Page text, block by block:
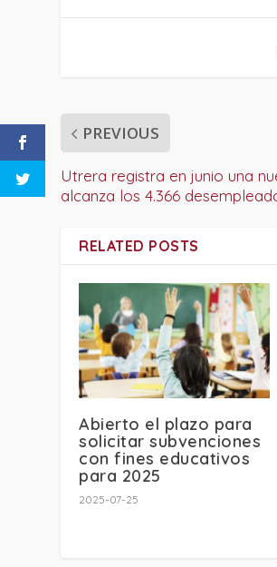
PREVIOUS
Utrera registra en junio una
alcanza los 4.366
RELATED POSTS
Abierto el plazo para
solicitar subvenciones
con fines educativos
para 2025
2025-07-25